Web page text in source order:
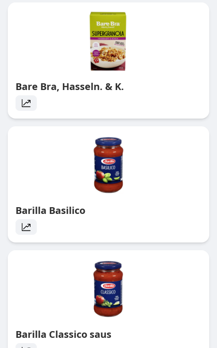
Bare Bra, Hasseln. & K.
Barilla Basilico
Barilla Classico saus